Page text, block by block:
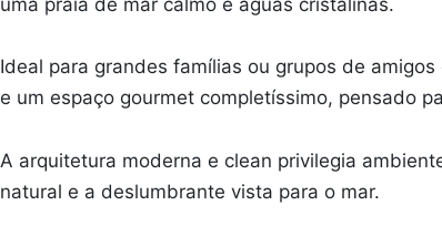
Ideal para grandes famílias ou grupos de
e um espaço gourmet completíssimo, pensado
A arquitetura moderna e clean privilegia
natural e a deslumbrante vista para o mar.